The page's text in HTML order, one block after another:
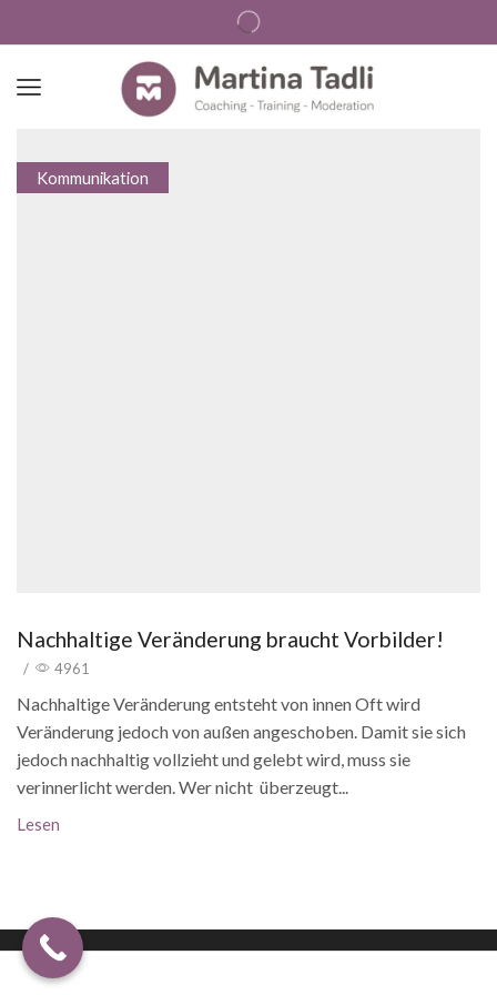
Kommunikation
Nachhaltige Veränderung braucht Vorbilder!
/ 4961
Nachhaltige Veränderung entsteht von innen Oft wird
Veränderung jedoch von außen angeschoben. Damit sie sich
jedoch nachhaltig vollzieht und gelebt wird, muss sie
verinnerlicht werden. Wer nicht überzeugt...
Lesen